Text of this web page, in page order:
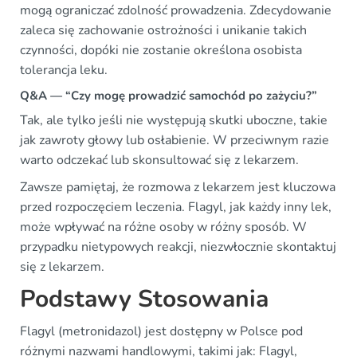
mogą ograniczać zdolność prowadzenia. Zdecydowanie
zaleca się zachowanie ostrożności i unikanie takich
czynności, dopóki nie zostanie określona osobista
tolerancja leku.
Q&A — “Czy mogę prowadzić samochód po zażyciu?”
Tak, ale tylko jeśli nie występują skutki uboczne, takie
jak zawroty głowy lub osłabienie. W przeciwnym razie
warto odczekać lub skonsultować się z lekarzem.
Zawsze pamiętaj, że rozmowa z lekarzem jest kluczowa
przed rozpoczęciem leczenia. Flagyl, jak każdy inny lek,
może wpływać na różne osoby w różny sposób. W
przypadku nietypowych reakcji, niezwłocznie skontaktuj
się z lekarzem.
Podstawy Stosowania
Flagyl (metronidazol) jest dostępny w Polsce pod
różnymi nazwami handlowymi, takimi jak: Flagyl,